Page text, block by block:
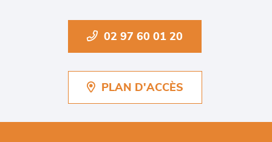
02 97 60 01 20
PLAN D'ACCÈS